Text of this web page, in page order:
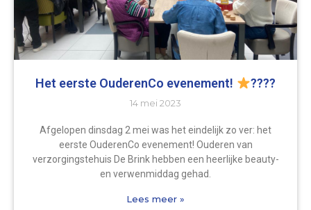
Het eerste OuderenCo evenement! ????
14 mei 2023
Afgelopen dinsdag 2 mei was het eindelijk zo ver: het
eerste OuderenCo evenement! Ouderen van
verzorgingstehuis De Brink hebben een heerlijke beauty-
en verwenmiddag gehad.
Lees meer »